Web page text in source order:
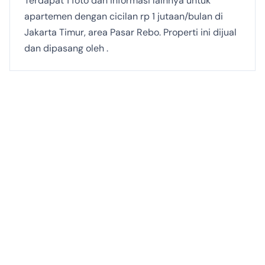
apartemen dengan cicilan rp 1 jutaan/bulan di
Jakarta Timur, area Pasar Rebo. Properti ini dijual
dan dipasang oleh .